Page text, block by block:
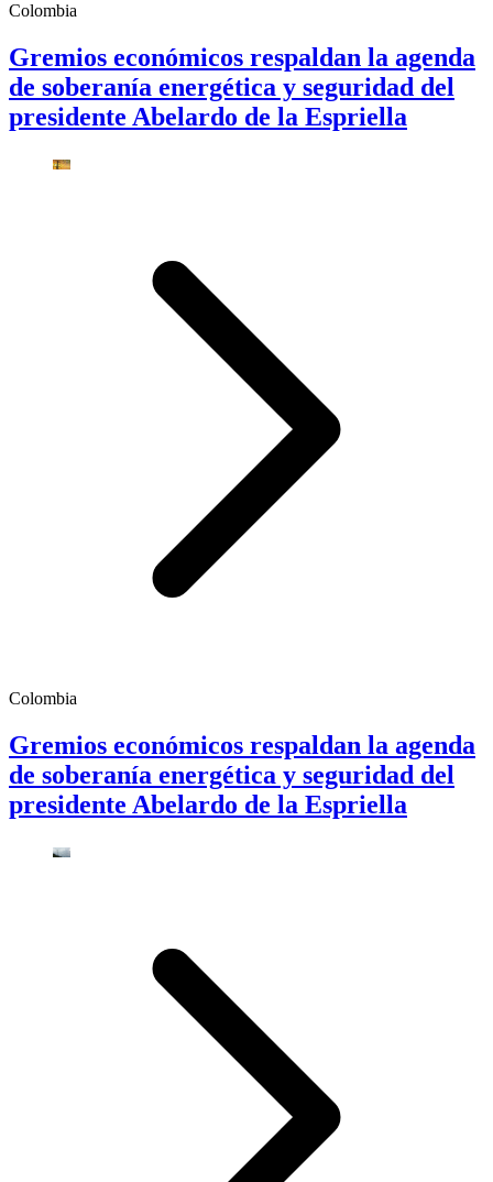
Colombia
Gremios económicos respaldan la agenda
de soberanía energética y seguridad del
presidente Abelardo de la Espriella
Colombia
Gremios económicos respaldan la agenda
de soberanía energética y seguridad del
presidente Abelardo de la Espriella